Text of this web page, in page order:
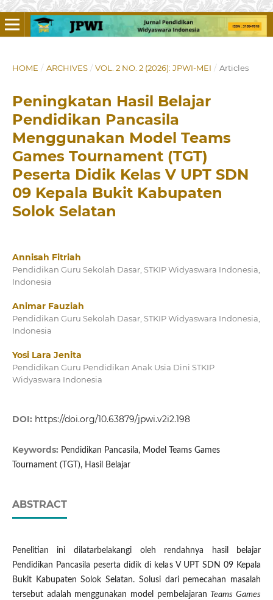
HOME / ARCHIVES / VOL. 2 NO. 2 (2026): JPWI-MEI / Articles
Peningkatan Hasil Belajar
Pendidikan Pancasila
Menggunakan Model Teams
Games Tournament (TGT)
Peserta Didik Kelas V UPT SDN
09 Kepala Bukit Kabupaten
Solok Selatan
Annisah Fitriah
Pendidikan Guru Sekolah Dasar, STKIP Widyaswara Indonesia,
Indonesia
Animar Fauziah
Pendidikan Guru Sekolah Dasar, STKIP Widyaswara Indonesia,
Indonesia
Yosi Lara Jenita
Pendidikan Guru Pendidikan Anak Usia Dini STKIP
Widyaswara Indonesia
DOI: https://doi.org/10.63879/jpwi.v2i2.198
Keywords: Pendidikan Pancasila, Model Teams Games
Tournament (TGT), Hasil Belajar
ABSTRACT
Penelitian ini dilatarbelakangi oleh rendahnya hasil belajar
Pendidikan Pancasila peserta didik di kelas V UPT SDN 09 Kepala
Bukit Kabupaten Solok Selatan. Solusi dari pemecahan masalah
tersebut adalah menggunakan model pembelajaran Teams Games